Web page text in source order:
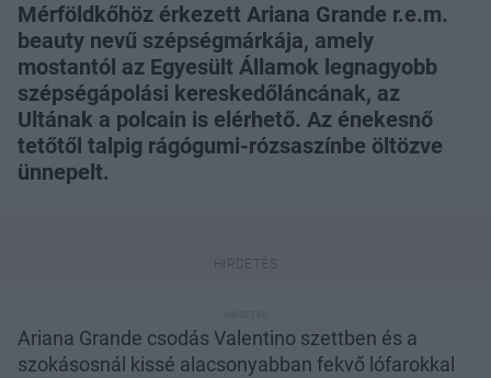
Mérföldkőhöz érkezett Ariana Grande r.e.m.
beauty nevű szépségmárkája, amely
mostantól az Egyesült Államok legnagyobb
szépségápolási kereskedőláncának, az
Ultának a polcain is elérhető. Az énekesnő
tetőtől talpig rágógumi-rózsaszínbe öltözve
ünnepelt.
Ariana Grande csodás Valentino szettben és a
szokásosnál kissé alacsonyabban fekvő lófarokkal